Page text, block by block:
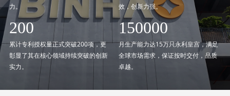
力。
效，创新力强。
200
累计专利授权量正式突破200项，更
彰显了其在核心领域持续突破的创新
实力。
150000
月生产能力达15万只永利皇宫，满足
全球市场需求，保证按时交付，品质
卓越。